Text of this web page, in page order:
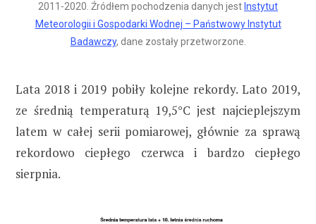
2011-2020. Źródłem pochodzenia danych jest Instytut
Meteorologii i Gospodarki Wodnej – Państwowy Instytut
Badawczy, dane zostały przetworzone.
Lata 2018 i 2019 pobiły kolejne rekordy. Lato 2019,
ze średnią temperaturą 19,5°C jest najcieplejszym
latem w całej serii pomiarowej, głównie za sprawą
rekordowo ciepłego czerwca i bardzo ciepłego
sierpnia.